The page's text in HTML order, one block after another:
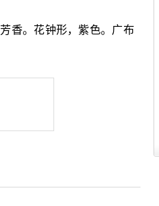
香。花钟形，紫色。广布